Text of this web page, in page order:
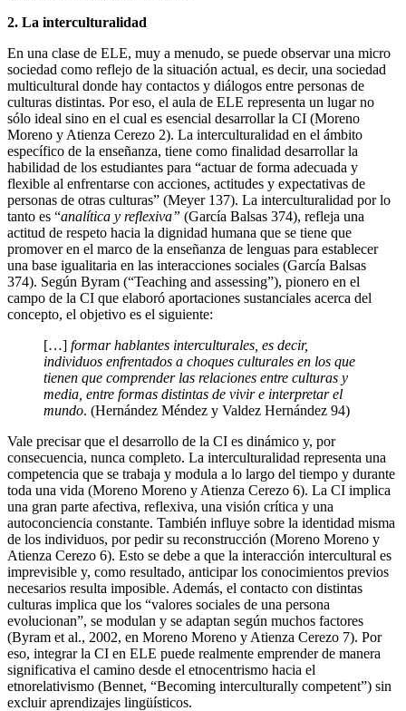
2. La interculturalidad
En una clase de ELE, muy a menudo, se puede observar una micro
sociedad como reflejo de la situación actual, es decir, una sociedad
multicultural donde hay contactos y diálogos entre personas de
culturas distintas. Por eso, el aula de ELE representa un lugar no
sólo ideal sino en el cual es esencial desarrollar la CI (Moreno
Moreno y Atienza Cerezo 2). La interculturalidad en el ámbito
específico de la enseñanza, tiene como finalidad desarrollar la
habilidad de los estudiantes para “actuar de forma adecuada y
flexible al enfrentarse con acciones, actitudes y expectativas de
personas de otras culturas” (Meyer 137). La interculturalidad por lo
tanto es “analítica y reflexiva” (García Balsas 374), refleja una
actitud de respeto hacia la dignidad humana que se tiene que
promover en el marco de la enseñanza de lenguas para establecer
una base igualitaria en las interacciones sociales (García Balsas
374). Según Byram (“Teaching and assessing”), pionero en el
campo de la CI que elaboró aportaciones sustanciales acerca del
concepto, el objetivo es el siguiente:
[…] formar hablantes interculturales, es decir,
individuos enfrentados a choques culturales en los que
tienen que comprender las relaciones entre culturas y
media, entre formas distintas de vivir e interpretar el
mundo. (Hernández Méndez y Valdez Hernández 94)
Vale precisar que el desarrollo de la CI es dinámico y, por
consecuencia, nunca completo. La interculturalidad representa una
competencia que se trabaja y modula a lo largo del tiempo y durante
toda una vida (Moreno Moreno y Atienza Cerezo 6). La CI implica
una gran parte afectiva, reflexiva, una visión crítica y una
autoconciencia constante. También influye sobre la identidad misma
de los individuos, por pedir su reconstrucción (Moreno Moreno y
Atienza Cerezo 6). Esto se debe a que la interacción intercultural es
imprevisible y, como resultado, anticipar los conocimientos previos
necesarios resulta imposible. Además, el contacto con distintas
culturas implica que los “valores sociales de una persona
evolucionan”, se modulan y se adaptan según muchos factores
(Byram et al., 2002, en Moreno Moreno y Atienza Cerezo 7). Por
eso, integrar la CI en ELE puede realmente emprender de manera
significativa el camino desde el etnocentrismo hacia el
etnorelativismo (Bennet, “Becoming interculturally competent”) sin
excluir aprendizajes lingüísticos.